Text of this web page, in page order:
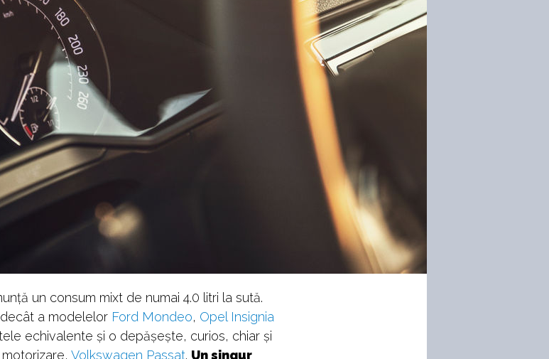
un consum mixt de numai 4.0 litri la sută.
a modelelor Ford Mondeo, Opel Insignia
echivalente și o depășește, curios, chiar și
Volkswagen Passat. Un singur